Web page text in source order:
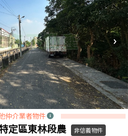
仲介業者物件
定區東林段農 非信義物件